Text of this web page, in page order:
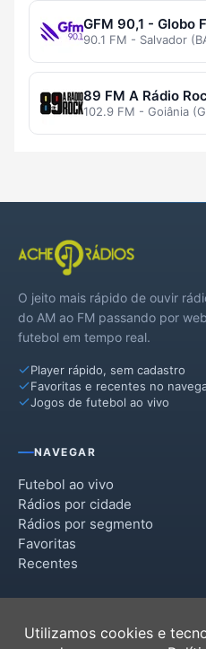
GFM 90,1 - Globo
90.1 FM - Salvador
89 FM A Rádio
102.9 FM - Goiânia
O jeito mais rápido de ouvir
do AM ao FM passando por
futebol em tempo real.
Player rápido, sem cadastro
Favoritas e recentes no
Jogos de futebol ao vivo
NAVEGAR
Futebol ao vivo
Rádios por cidade
Rádios por segmento
Favoritas
Recentes
Utilizamos cookies e